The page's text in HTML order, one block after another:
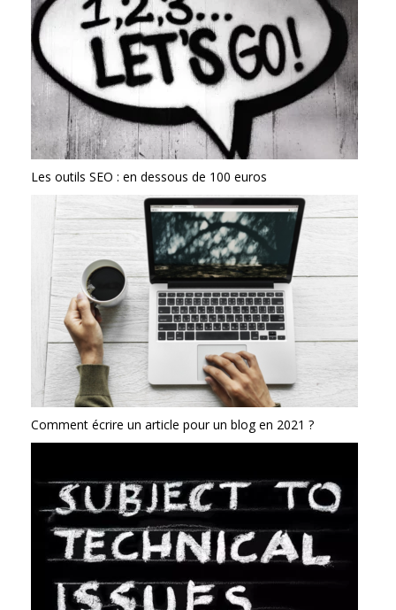
Les outils SEO : en dessous de 100 euros
Comment écrire un article pour un blog en 2021 ?